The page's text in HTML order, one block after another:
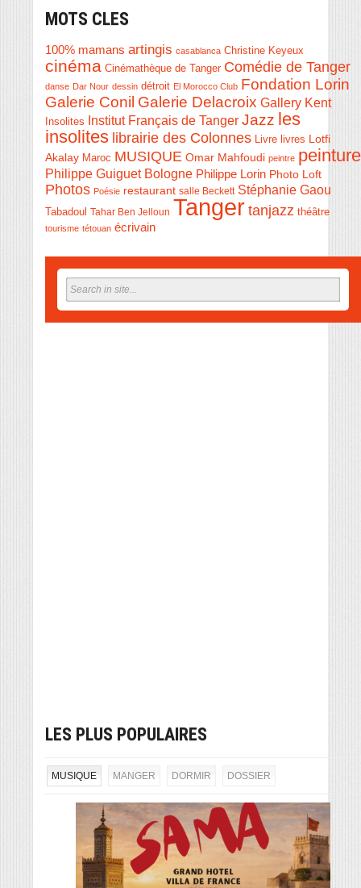
MOTS CLES
100% mamans artingis casablanca Christine Keyeux
cinéma Cinémathèque de Tanger Comédie de Tanger
danse Dar Nour dessin détroit El Morocco Club Fondation Lorin
Galerie Conil Galerie Delacroix Gallery Kent
Insolites Institut Français de Tanger Jazz les
insolites librairie des Colonnes Livre livres Lotfi
Akalay Maroc MUSIQUE Omar Mahfoudi peintre peinture
Philippe Guiguet Bologne Philippe Lorin Photo Loft
Photos Poésie restaurant salle Beckett Stéphanie Gaou
Tabadoul Tahar Ben Jelloun Tanger tanjazz théâtre
tourisme tétouan écrivain
LES PLUS POPULAIRES
MUSIQUE MANGER DORMIR DOSSIER